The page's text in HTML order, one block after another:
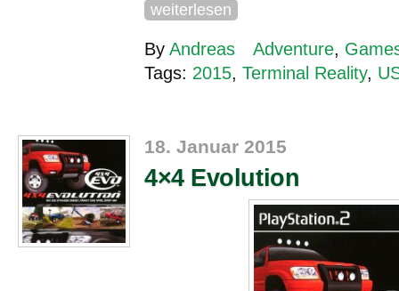
weiterlesen
By Andreas Adventure,
Tags: 2015, Terminal Reality,
18. Januar 2015
4×4 Evolution